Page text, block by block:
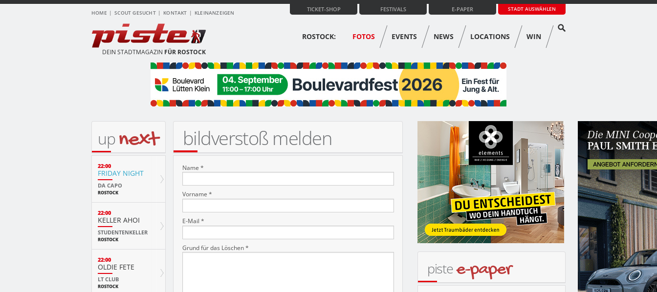
HOME SCOUT GESUCHT KONTAKT KLEINANZEIGEN
STADT AUSWÄHLEN
E-PAPER
FESTIVALS
TICKET-SHOP
DEIN STADTMAGAZIN FÜR ROSTOCK
ROSTOCK: FOTOS EVENTS NEWS LOCATIONS WIN
bildverstoß melden
Name *
Vorname *
E-Mail *
Grund für das Löschen *
upnext
22:00
FRIDAY NIGHT
DA CAPO
ROSTOCK
22:00
KELLER AHOI
STUDENTENKELLER
ROSTOCK
22:00
OLDIE FETE
LT CLUB
ROSTOCK
pistee-paper